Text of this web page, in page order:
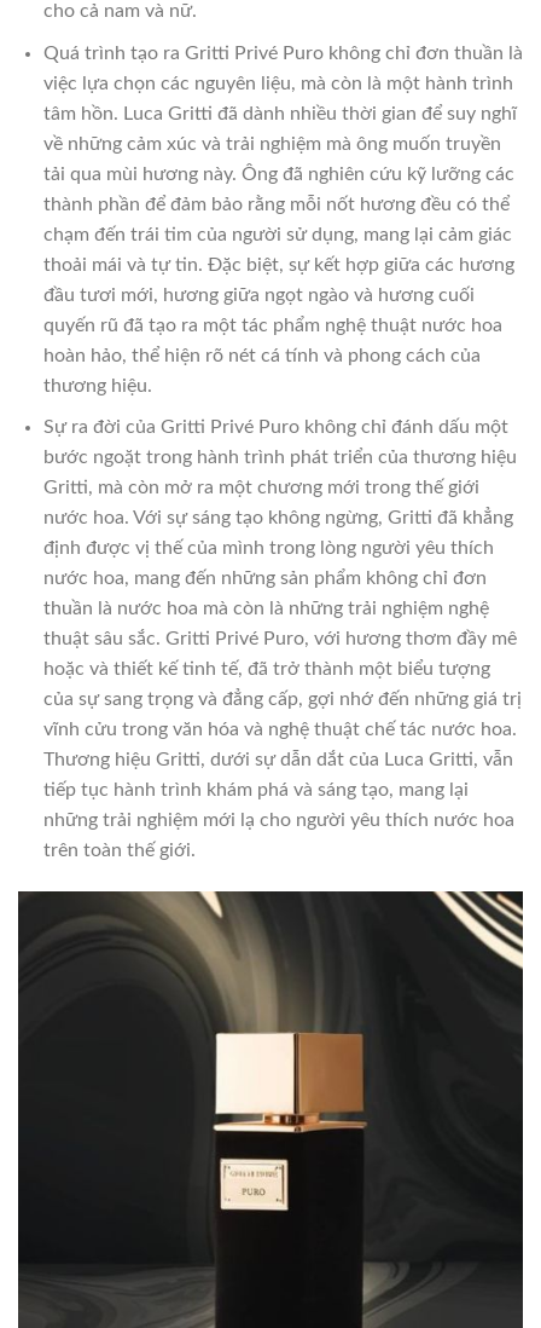
cho cả nam và nữ.
Quá trình tạo ra Gritti Privé Puro không chỉ đơn thuần là
việc lựa chọn các nguyên liệu, mà còn là một hành trình
tâm hồn. Luca Gritti đã dành nhiều thời gian để suy nghĩ
về những cảm xúc và trải nghiệm mà ông muốn truyền
tải qua mùi hương này. Ông đã nghiên cứu kỹ lưỡng các
thành phần để đảm bảo rằng mỗi nốt hương đều có thể
chạm đến trái tim của người sử dụng, mang lại cảm giác
thoải mái và tự tin. Đặc biệt, sự kết hợp giữa các hương
đầu tươi mới, hương giữa ngọt ngào và hương cuối
quyến rũ đã tạo ra một tác phẩm nghệ thuật nước hoa
hoàn hảo, thể hiện rõ nét cá tính và phong cách của
thương hiệu.
Sự ra đời của Gritti Privé Puro không chỉ đánh dấu một
bước ngoặt trong hành trình phát triển của thương hiệu
Gritti, mà còn mở ra một chương mới trong thế giới
nước hoa. Với sự sáng tạo không ngừng, Gritti đã khẳng
định được vị thế của mình trong lòng người yêu thích
nước hoa, mang đến những sản phẩm không chỉ đơn
thuần là nước hoa mà còn là những trải nghiệm nghệ
thuật sâu sắc. Gritti Privé Puro, với hương thơm đầy mê
hoặc và thiết kế tinh tế, đã trở thành một biểu tượng
của sự sang trọng và đẳng cấp, gợi nhớ đến những giá trị
vĩnh cửu trong văn hóa và nghệ thuật chế tác nước hoa.
Thương hiệu Gritti, dưới sự dẫn dắt của Luca Gritti, vẫn
tiếp tục hành trình khám phá và sáng tạo, mang lại
những trải nghiệm mới lạ cho người yêu thích nước hoa
trên toàn thế giới.